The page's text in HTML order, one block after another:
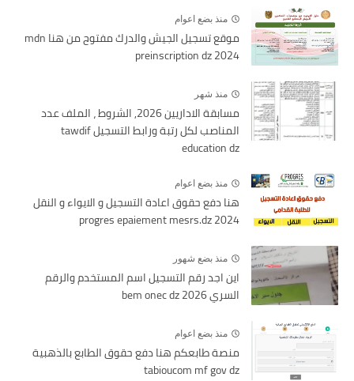
منذ بضع اعوام
موقع تسجيل الجيش والدرك مفتوح من هنا mdn
preinscription dz 2024
منذ شهر
مسابقة الاداريين 2026, الشروط ، الملف عدد
المناصب لكل رتبة ورابط التسجيل tawdif
education dz
منذ بضع اعوام
هنا دفع حقوق اعادة التسجيل و الايواء و النقل
2024 progres epaiement mesrs.dz
منذ بضع شهور
اين اجد رقم التسجيل اسم المستخدم والرقم
السري bem onec dz 2026
منذ بضع اعوام
منصة طابعكم هنا دفع حقوق الطابع بالذهبية
tabioucom mf gov dz